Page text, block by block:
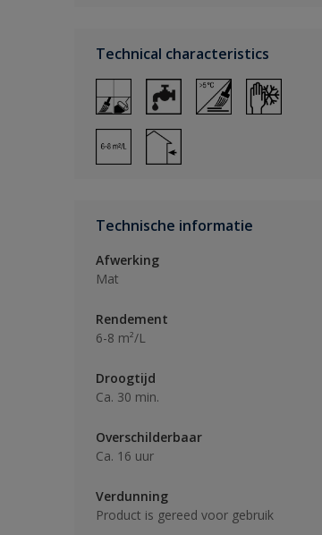
Technical characteristics
Technische informatie
Afwerking
Mat
Rendement
6-8 m²/L
Droogtijd
Ca. 30 min.
Overschilderbaar
Ca. 16 uur
Verdunning
Product is gereed voor gebruik